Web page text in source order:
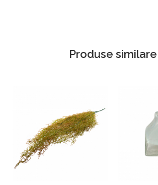
Produse similare